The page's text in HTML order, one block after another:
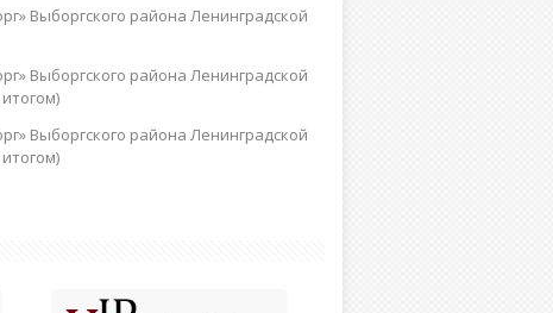
Выборгского района Ленинградской
Выборгского района Ленинградской
Выборгского района Ленинградской